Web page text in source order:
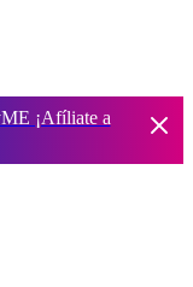
¡Afíliate a